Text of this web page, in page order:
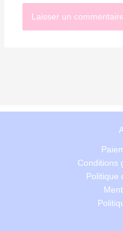
Conditions
Politique